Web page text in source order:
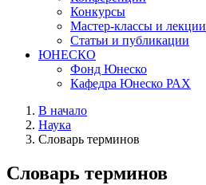
Конкурсы
Мастер-классы и лекции
Статьи и публикации
ЮНЕСКО
Фонд Юнеско
Кафедра Юнеско РАХ
В начало
Наука
Словарь терминов
Словарь терминов